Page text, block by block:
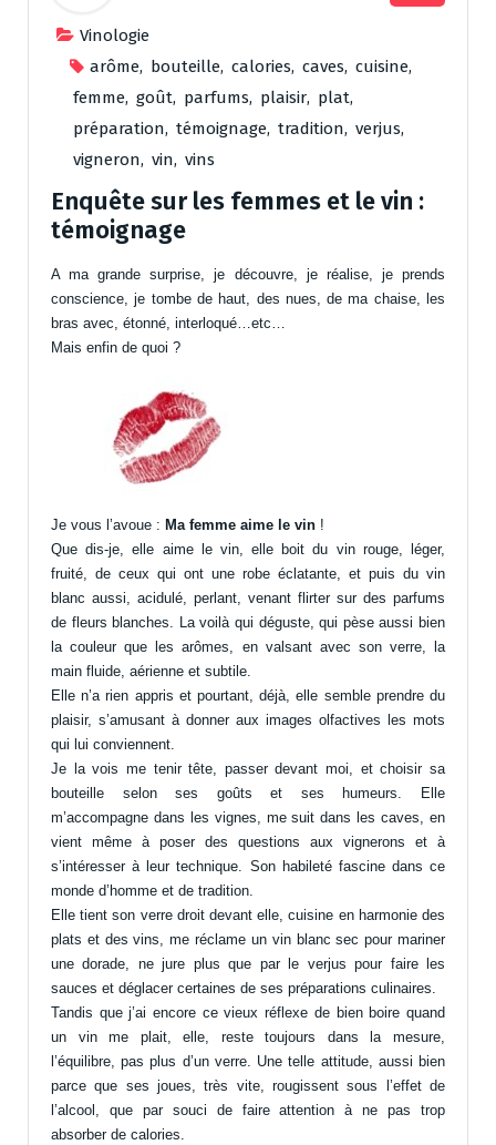
Vinologie
arôme, bouteille, calories, caves, cuisine,
femme, goût, parfums, plaisir, plat,
préparation, témoignage, tradition, verjus,
vigneron, vin, vins
Enquête sur les femmes et le vin :
témoignage
A ma grande surprise, je découvre, je réalise, je prends
conscience, je tombe de haut, des nues, de ma chaise, les
bras avec, étonné, interloqué…etc…
Mais enfin de quoi ?
Je vous l’avoue : Ma femme aime le vin !
Que dis-je, elle aime le vin, elle boit du vin rouge, léger,
fruité, de ceux qui ont une robe éclatante, et puis du vin
blanc aussi, acidulé, perlant, venant flirter sur des parfums
de fleurs blanches. La voilà qui déguste, qui pèse aussi bien
la couleur que les arômes, en valsant avec son verre, la
main fluide, aérienne et subtile.
Elle n’a rien appris et pourtant, déjà, elle semble prendre du
plaisir, s’amusant à donner aux images olfactives les mots
qui lui conviennent.
Je la vois me tenir tête, passer devant moi, et choisir sa
bouteille selon ses goûts et ses humeurs. Elle
m’accompagne dans les vignes, me suit dans les caves, en
vient même à poser des questions aux vignerons et à
s’intéresser à leur technique. Son habileté fascine dans ce
monde d’homme et de tradition.
Elle tient son verre droit devant elle, cuisine en harmonie des
plats et des vins, me réclame un vin blanc sec pour mariner
une dorade, ne jure plus que par le verjus pour faire les
sauces et déglacer certaines de ses préparations culinaires.
Tandis que j’ai encore ce vieux réflexe de bien boire quand
un vin me plait, elle, reste toujours dans la mesure,
l’équilibre, pas plus d’un verre. Une telle attitude, aussi bien
parce que ses joues, très vite, rougissent sous l’effet de
l’alcool, que par souci de faire attention à ne pas trop
absorber de calories.